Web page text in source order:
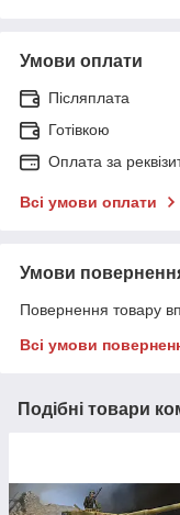
Умови оплати
Післяплата
Готівкою
Оплата за
Всі умови оплати
Умови
Повернення товару
Всі умови
Подібні товари